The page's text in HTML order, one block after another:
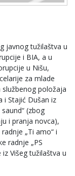
javnog tužilaštva u
i BIA, a u
u Nišu,
za mlade
položaja
i Stajić Dušan iz
(zbog
i pranja novca),
„Ti amo“ i
radnje „PS
Višeg tužilaštva u